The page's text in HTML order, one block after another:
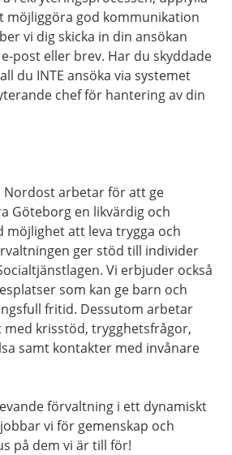
möjliggöra god kommunikation
vi dig skicka in din ansökan
post eller brev. Har du skyddade
du INTE ansöka via systemet
chef för hantering av din
Nordost arbetar för att ge
Göteborg en likvärdig och
möjlighet att leva trygga och
ger stöd till individer
Vi erbjuder också
som kan ge barn och
fritid. Dessutom arbetar
krisstöd, trygghetsfrågor,
samt kontakter med invånare
förvaltning i ett dynamiskt
vi för gemenskap och
på dem vi är till för!